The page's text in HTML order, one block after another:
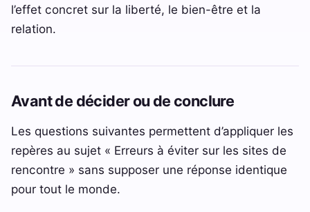
l’effet concret sur la liberté, le bien-être et la
relation.
Avant de décider ou de conclure
Les questions suivantes permettent d’appliquer les
repères au sujet « Erreurs à éviter sur les sites de
rencontre » sans supposer une réponse identique
pour tout le monde.